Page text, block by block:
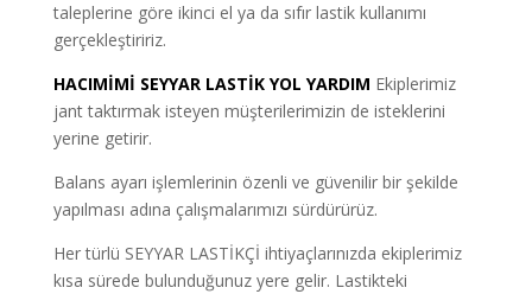
taleplerine göre ikinci el ya da sıfır lastik kullanımı
gerçekleştiririz.
HACIMİMİ SEYYAR LASTİK YOL YARDIM Ekiplerimiz
jant taktırmak isteyen müşterilerimizin de isteklerini
yerine getirir.
Balans ayarı işlemlerinin özenli ve güvenilir bir şekilde
yapılması adına çalışmalarımızı sürdürürüz.
Her türlü SEYYAR LASTİKÇİ ihtiyaçlarınızda ekiplerimiz
kısa sürede bulunduğunuz yere gelir. Lastikteki